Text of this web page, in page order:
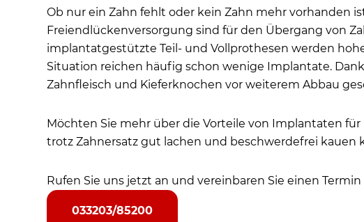
Ob nur ein Zahn fehlt oder kein Zahn mehr vorhanden
Freiendlückenversorgung sind für den Übergang von
implantatgestützte Teil- und Vollprothesen werden
Situation reichen häufig schon wenige Implantate.
Zahnfleisch und Kieferknochen vor weiterem Abbau
Möchten Sie mehr über die Vorteile von Implantaten
trotz Zahnersatz gut lachen und beschwerdefrei kauen
Rufen Sie uns jetzt an und vereinbaren Sie einen
033203/85200